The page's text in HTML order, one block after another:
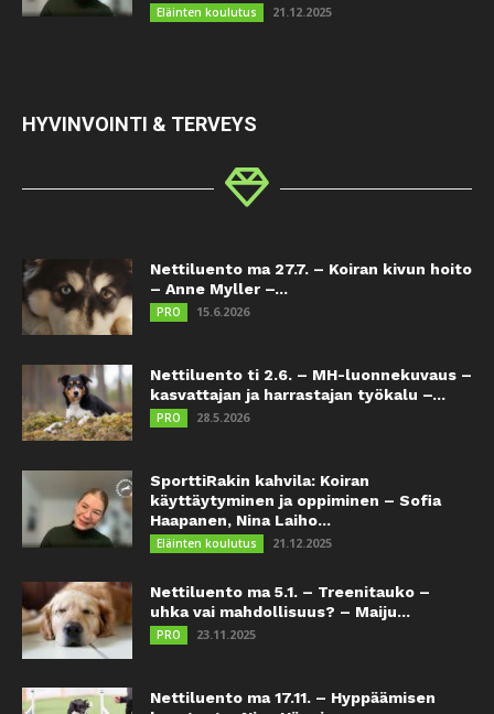
Eläinten koulutus 21.12.2025
HYVINVOINTI & TERVEYS
Nettiluento ma 27.7. – Koiran kivun hoito
– Anne Myller –...
PRO 15.6.2026
Nettiluento ti 2.6. – MH-luonnekuvaus –
kasvattajan ja harrastajan työkalu –...
PRO 28.5.2026
SporttiRakin kahvila: Koiran
käyttäytyminen ja oppiminen – Sofia
Haapanen, Nina Laiho...
Eläinten koulutus 21.12.2025
Nettiluento ma 5.1. – Treenitauko –
uhka vai mahdollisuus? – Maiju...
PRO 23.11.2025
Nettiluento ma 17.11. – Hyppäämisen